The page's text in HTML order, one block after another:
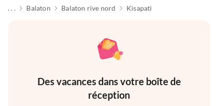
. . . Balaton Balaton rive nord Kisapati
Des vacances dans votre boîte de
réception